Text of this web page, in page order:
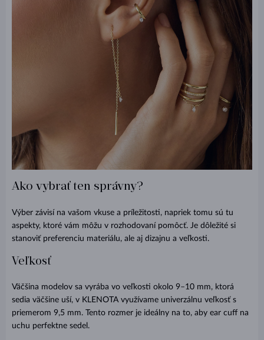
Ako vybrať ten správny?
Výber závisí na vašom vkuse a príležitosti, napriek tomu sú tu
aspekty, ktoré vám môžu v rozhodovaní pomôcť. Je dôležité si
stanoviť preferenciu materiálu, ale aj dizajnu a veľkosti.
Veľkosť
Väčšina modelov sa vyrába vo veľkosti okolo 9–10 mm, ktorá
sedia väčšine uší, v KLENOTA využívame univerzálnu veľkosť s
priemerom 9,5 mm. Tento rozmer je ideálny na to, aby ear cuff na
uchu perfektne sedel.